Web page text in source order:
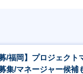
募/福岡】プロジェクト
集/マネージャー候補